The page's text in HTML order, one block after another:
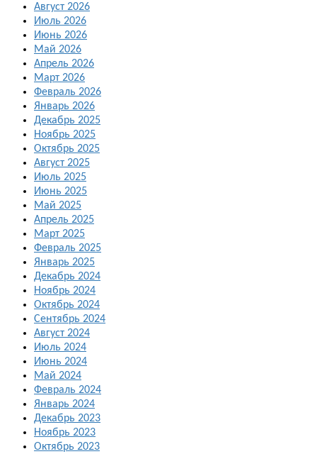
Август 2026
Июль 2026
Июнь 2026
Май 2026
Апрель 2026
Март 2026
Февраль 2026
Январь 2026
Декабрь 2025
Ноябрь 2025
Октябрь 2025
Август 2025
Июль 2025
Июнь 2025
Май 2025
Апрель 2025
Март 2025
Февраль 2025
Январь 2025
Декабрь 2024
Ноябрь 2024
Октябрь 2024
Сентябрь 2024
Август 2024
Июль 2024
Июнь 2024
Май 2024
Февраль 2024
Январь 2024
Декабрь 2023
Ноябрь 2023
Октябрь 2023